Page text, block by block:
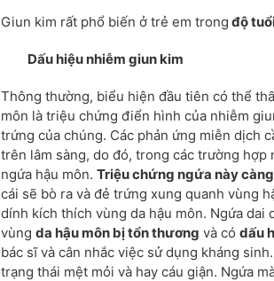
Giun kim rất phổ biến ở trẻ em trong độ
Dấu hiệu nhiễm giun kim
Thông thường, biểu hiện đầu tiên có thể
môn là triệu chứng điển hình của nhiễm
trứng của chúng. Các phản ứng miễn dịch
trên lâm sàng, do đó, trong các trường
ngứa hậu môn. Triệu chứng ngứa này
cái sẽ bò ra và đẻ trứng xung quanh vùng
dính kích thích vùng da hậu môn. Ngứa dai
vùng da hậu môn bị tổn thương và có dấu
bác sĩ và cân nhắc việc sử dụng kháng
trạng thái mệt mỏi và hay cáu giận. Ngứa